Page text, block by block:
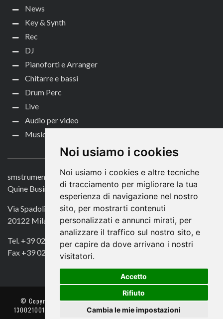
Noi usiamo i cookies
Noi usiamo i cookies e altre tecniche
di tracciamento per migliorare la tua
esperienza di navigazione nel nostro
sito, per mostrarti contenuti
personalizzati e annunci mirati, per
analizzare il traffico sul nostro sito, e
per capire da dove arrivano i nostri
visitatori.
Accetto
Rifiuto
Cambia le mie impostazioni
News
Key & Synth
Rec
DJ
Pianoforti e Arranger
Chitarre e bassi
Drum Perc
Live
Audio per video
Music Life
CONTATTACI
smstrumentimusicali.it
Quine Business Publisher
Via Spadolini 7
20122 Milano
Tel. +39 02 49756990
Fax +39 02 72016740
© Copyright 2018. All Rights Reserved -- Quine srl – C.F./P IVA
13002100157 – Responsabile della Protezione dei Dati: Avv. Monica